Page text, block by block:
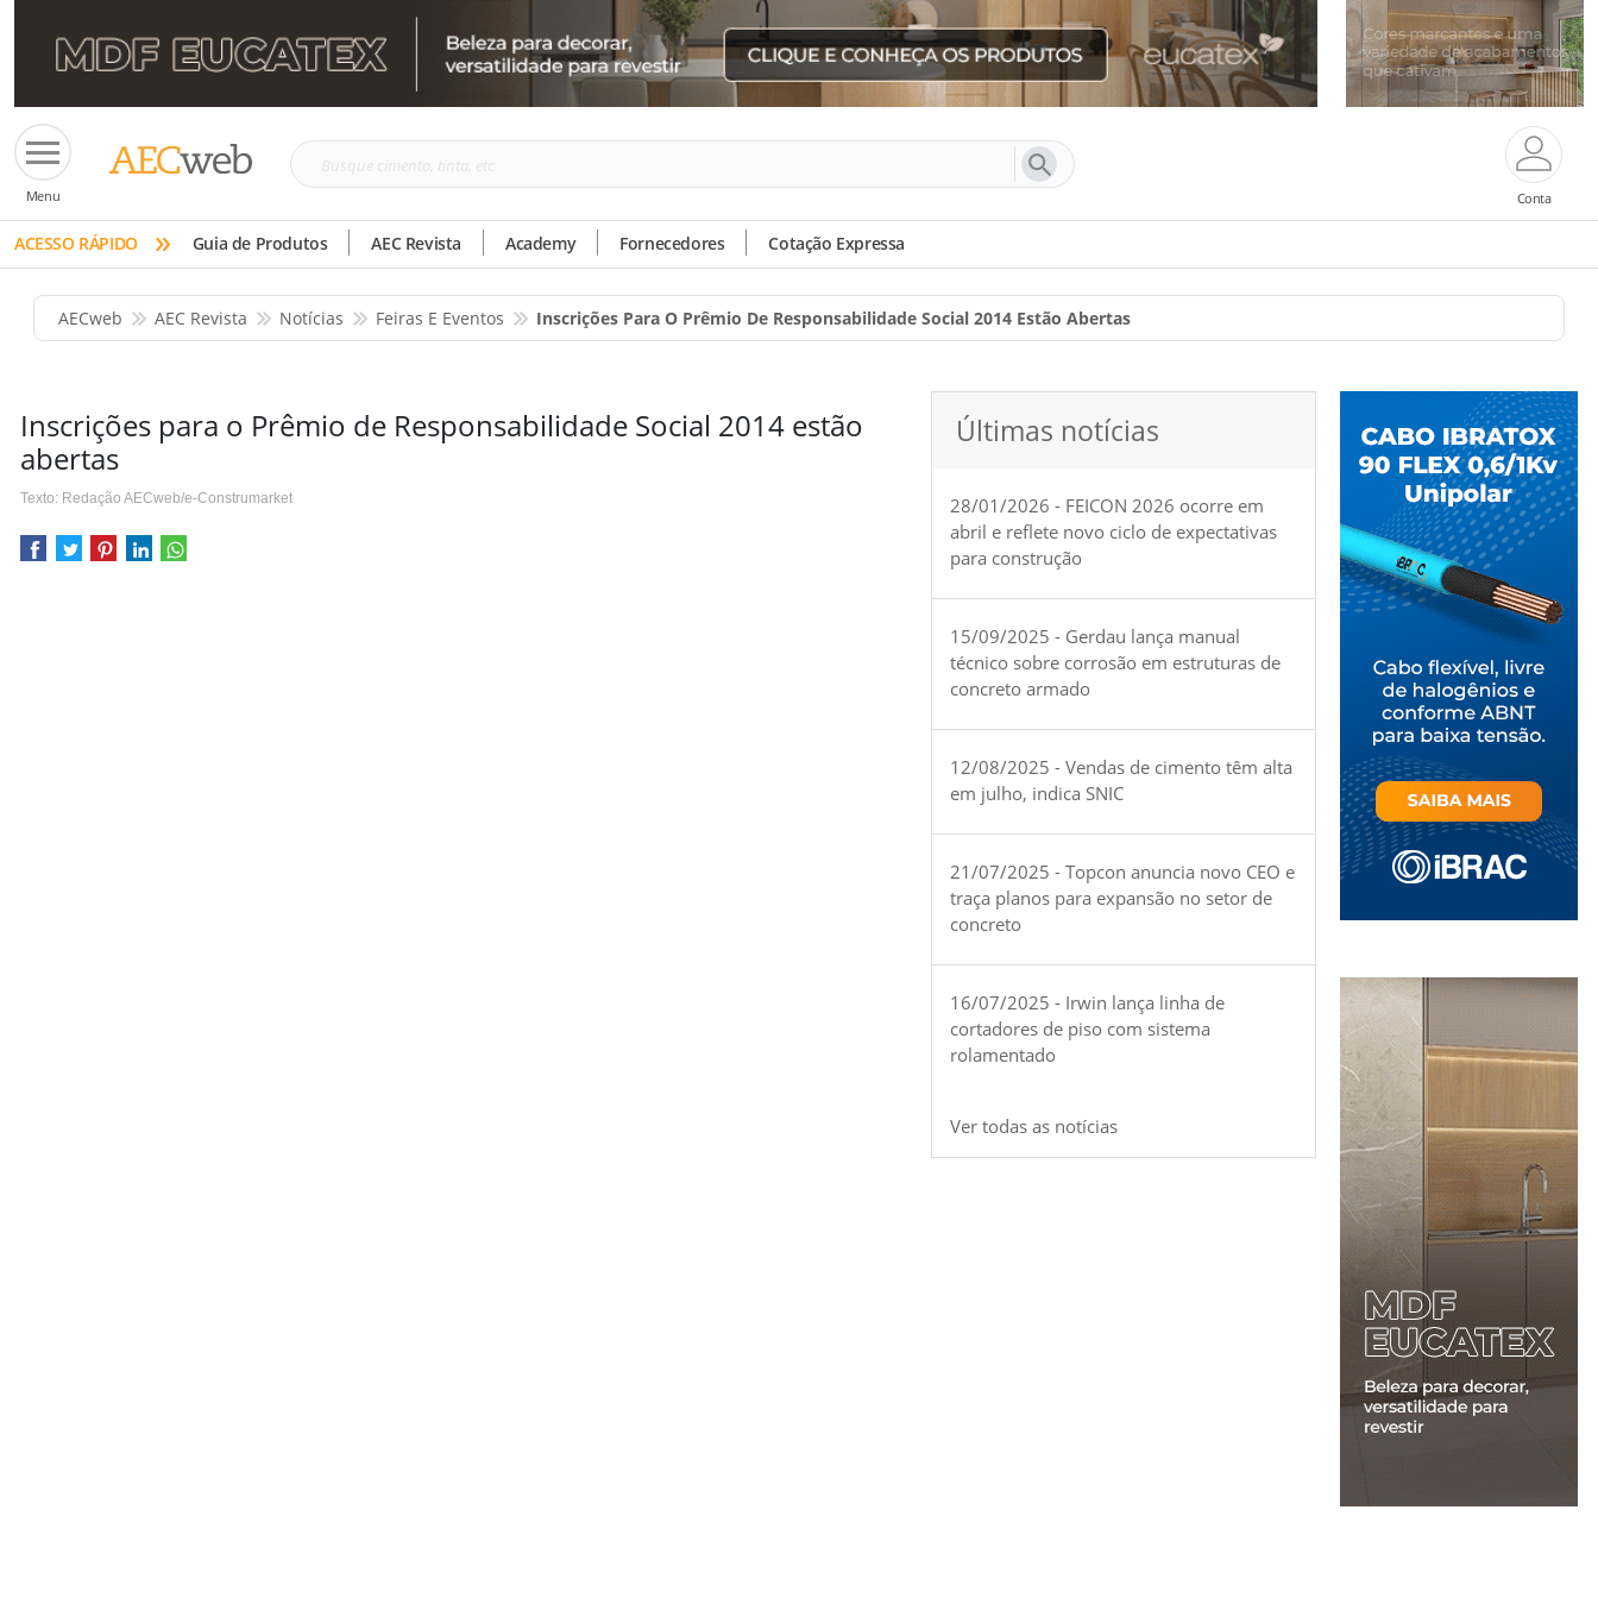
Menu
Busque
tinta,
etc
Conta
ACESSO RÁPIDO » Guia de Produtos AEC Revista Academy Fornecedores Cotação Expressa
AECweb AEC Revista Notícias Feiras E Eventos Inscrições Para O Prêmio De Responsabilidade Social 2014 Estão Abertas
Inscrições para o Prêmio de Responsabilidade Social 2014 estão
abertas
Texto: Redação AECweb/e-Construmarket
Últimas notícias
28/01/2026 - FEICON 2026 ocorre em
abril e reflete novo ciclo de expectativas
para construção
15/09/2025 - Gerdau lança manual
técnico sobre corrosão em estruturas de
concreto armado
12/08/2025 - Vendas de cimento têm alta
em julho, indica SNIC
21/07/2025 - Topcon anuncia novo CEO e
traça planos para expansão no setor de
concreto
16/07/2025 - Irwin lança linha de
cortadores de piso com sistema
rolamentado
Ver todas as notícias